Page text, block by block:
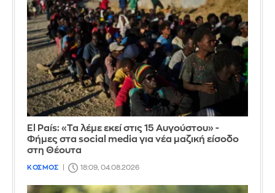
El País: «Τα λέμε εκεί στις 15 Αυγούστου» -
Φήμες στα social media για νέα μαζική είσοδο
στη Θέουτα
ΚΟΣΜΟΣ 18:09, 04.08.2026